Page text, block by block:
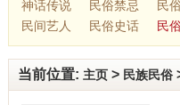
神话传说
民俗禁忌 民
民间艺人
民俗史话 民
当前位置: 主页 > 民族民俗